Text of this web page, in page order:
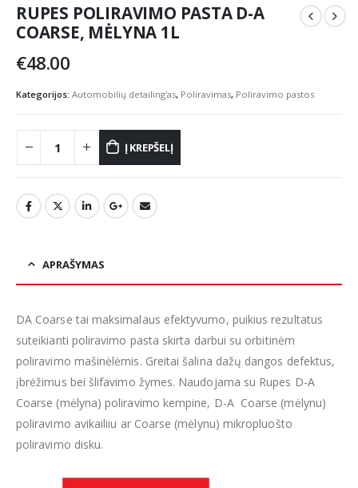
RUPES POLIRAVIMO PASTA D-A
COARSE, MĖLYNA 1L
€48.00
Kategorijos: Automobilių detailing'as, Poliravimas, Poliravimo pastos
Į KREPŠELĮ
APRAŠYMAS
DA Coarse tai maksimalaus efektyvumo, puikius rezultatus
suteikianti poliravimo pasta skirta darbui su orbitinėm
poliravimo mašinėlėmis. Greitai šalina dažų dangos defektus,
įbrėžimus bei šlifavimo žymes. Naudojama su Rupes D-A
Coarse (mėlyna) poliravimo kempine, D-A Coarse (mėlynu)
poliravimo avikailiiu ar Coarse (mėlynu) mikropluošto
poliravimo disku.